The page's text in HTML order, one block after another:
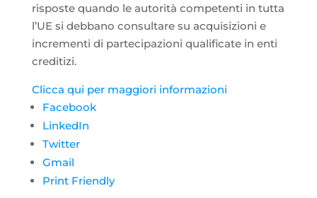
risposte quando le autorità competenti in tutta
l’UE si debbano consultare su acquisizioni e
incrementi di partecipazioni qualificate in enti
creditizi.
Clicca qui per maggiori informazioni
Facebook
LinkedIn
Twitter
Gmail
Print Friendly